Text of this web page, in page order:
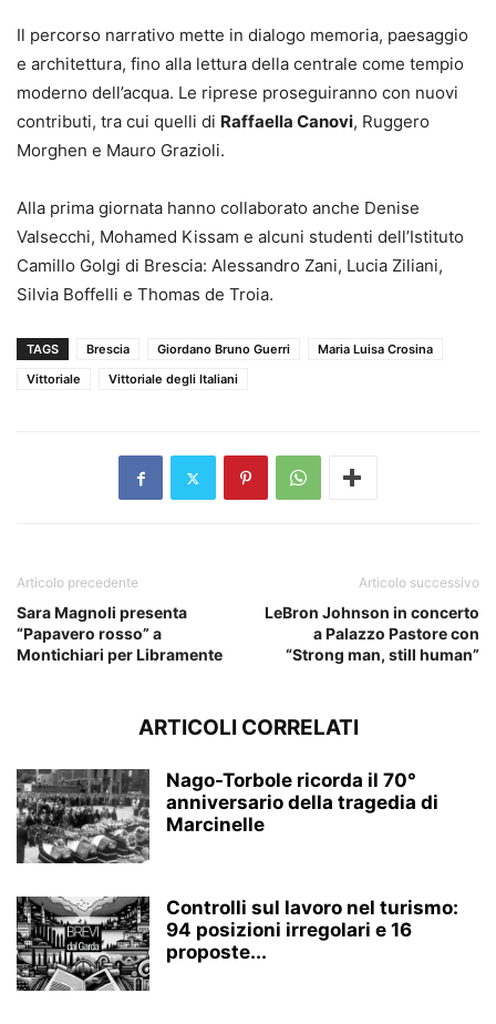
Il percorso narrativo mette in dialogo memoria, paesaggio
e architettura, fino alla lettura della centrale come tempio
moderno dell’acqua. Le riprese proseguiranno con nuovi
contributi, tra cui quelli di Raffaella Canovi, Ruggero
Morghen e Mauro Grazioli.
Alla prima giornata hanno collaborato anche Denise
Valsecchi, Mohamed Kissam e alcuni studenti dell’Istituto
Camillo Golgi di Brescia: Alessandro Zani, Lucia Ziliani,
Silvia Boffelli e Thomas de Troia.
TAGS Brescia Giordano Bruno Guerri
Maria Luisa Crosina
Vittoriale
Vittoriale degli Italiani
Articolo precedente
Sara Magnoli presenta
“Papavero rosso” a
Montichiari per Libramente
Articolo successivo
LeBron Johnson in concerto
a Palazzo Pastore con
“Strong man, still human”
ARTICOLI CORRELATI
Nago-Torbole ricorda il 70°
anniversario della tragedia di
Marcinelle
Controlli sul lavoro nel turismo:
94 posizioni irregolari e 16
proposte...